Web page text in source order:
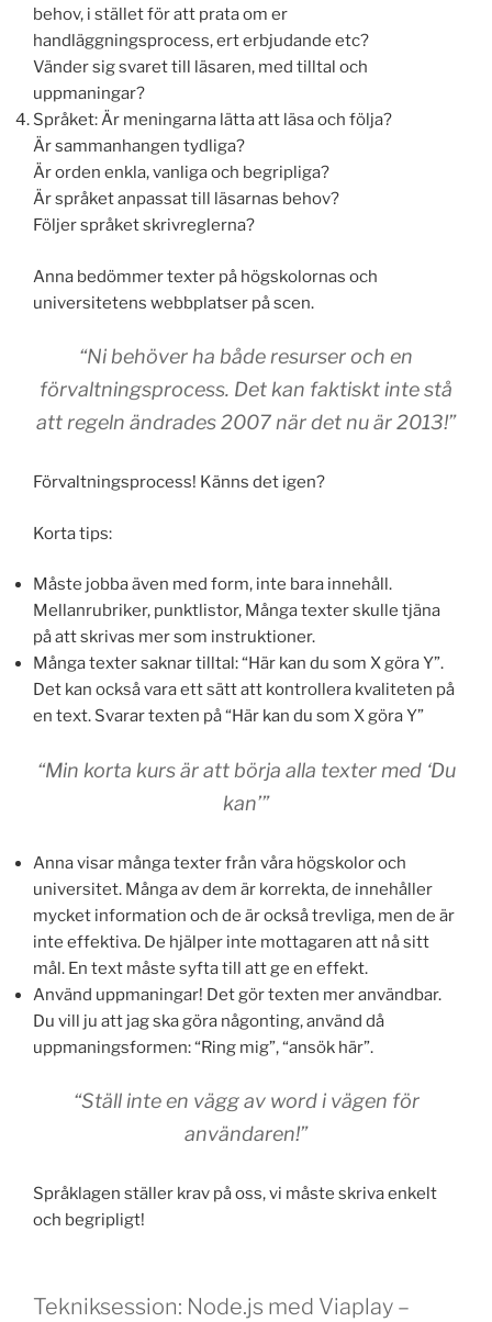
behov, i stället för att prata om er
handläggningsprocess, ert erbjudande etc?
Vänder sig svaret till läsaren, med tilltal och
uppmaningar?
Språket: Är meningarna lätta att läsa och följa?
Är sammanhangen tydliga?
Är orden enkla, vanliga och begripliga?
Är språket anpassat till läsarnas behov?
Följer språket skrivreglerna?
Anna bedömmer texter på högskolornas och
universitetens webbplatser på scen.
“Ni behöver ha både resurser och en
förvaltningsprocess. Det kan faktiskt inte stå
att regeln ändrades 2007 när det nu är 2013!”
Förvaltningsprocess! Känns det igen?
Korta tips:
Måste jobba även med form, inte bara innehåll.
Mellanrubriker, punktlistor, Många texter skulle tjäna
på att skrivas mer som instruktioner.
Många texter saknar tilltal: “Här kan du som X göra Y”.
Det kan också vara ett sätt att kontrollera kvaliteten på
en text. Svarar texten på “Här kan du som X göra Y”
“Min korta kurs är att börja alla texter med ‘Du
kan’”
Anna visar många texter från våra högskolor och
universitet. Många av dem är korrekta, de innehåller
mycket information och de är också trevliga, men de är
inte effektiva. De hjälper inte mottagaren att nå sitt
mål. En text måste syfta till att ge en effekt.
Använd uppmaningar! Det gör texten mer användbar.
Du vill ju att jag ska göra någonting, använd då
uppmaningsformen: “Ring mig”, “ansök här”.
“Ställ inte en vägg av word i vägen för
användaren!”
Språklagen ställer krav på oss, vi måste skriva enkelt
och begripligt!
Tekniksession: Node.js med Viaplay –